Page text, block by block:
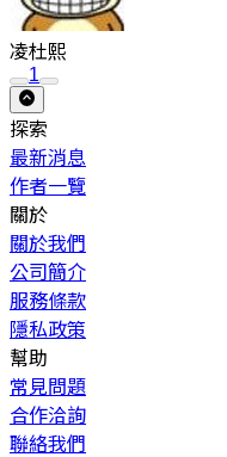
凌杜熙
1
探索
最新消息
作者一覽
關於
關於我們
公司簡介
服務條款
隱私政策
幫助
常見問題
合作洽詢
聯絡我們